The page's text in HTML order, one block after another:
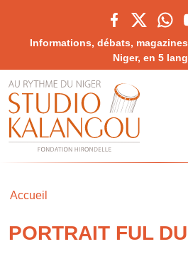
Informations, débats,
Niger, en 5
Accueil
PORTRAIT FUL